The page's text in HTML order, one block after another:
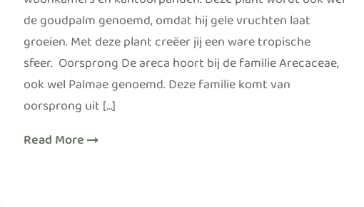
de goudpalm genoemd, omdat hij gele vruchten laat
groeien. Met deze plant creëer jij een ware tropische
sfeer. Oorsprong De areca hoort bij de familie Arecaceae,
ook wel Palmae genoemd. Deze familie komt van
oorsprong uit […]
Read More